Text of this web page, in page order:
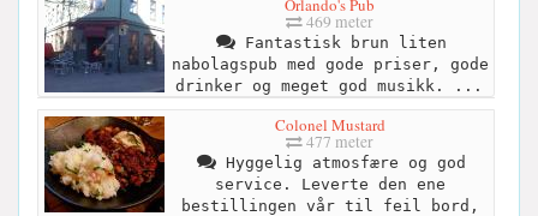
Orlando's Pub
469 meter
Fantastisk brun liten
nabolagspub med gode priser, gode
drinker og meget god musikk. ...
Colonel Mustard
477 meter
Hyggelig atmosfære og god
service. Leverte den ene
bestillingen vår til feil bord,